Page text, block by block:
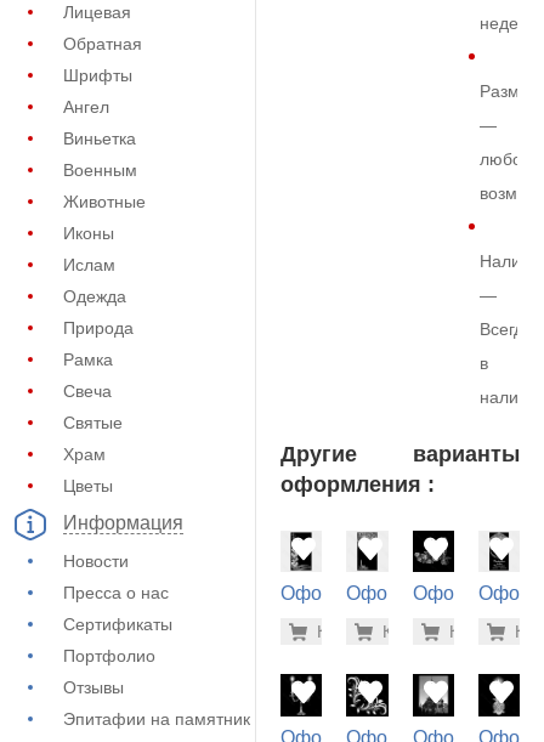
Лицевая
Обратная
Шрифты
Ангел
Виньетка
Военным
Животные
Иконы
Ислам
Одежда
Природа
Рамка
Свеча
Святые
Храм
Цветы
Информация
Новости
Пресса о нас
Сертификаты
Портфолио
Отзывы
Эпитафии на памятник
недели
Размер
—
любой
—
Всегда
в
Другие варианты
оформления :
Оформление
(72-796)
-7% 5.600
Купить
Оформление
(72-882)
-7%
Купить
Оформление
(71-188)
-
Купить(72-
ОформлениеОформлениеОформление